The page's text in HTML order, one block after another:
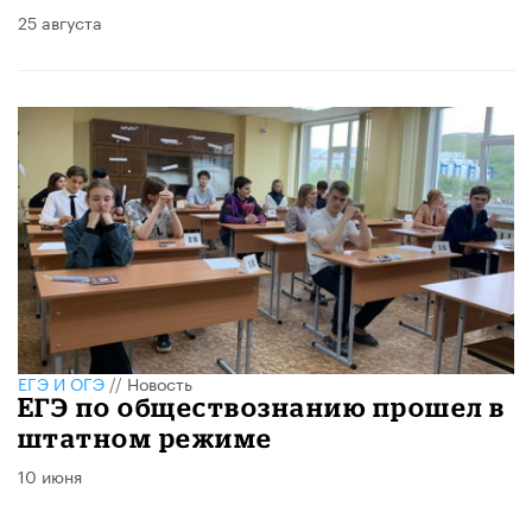
25 августа
ЕГЭ И ОГЭ//Новость
ЕГЭ по обществознанию прошел в
штатном режиме
10 июня